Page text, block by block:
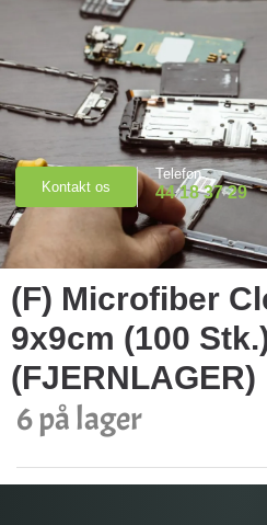
Kontakt os
Telefon
44 18 37 29
(F) Microfiber
9x9cm (100
(FJERNLAGER)
6 på lager